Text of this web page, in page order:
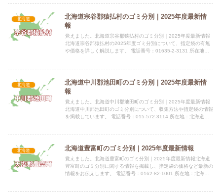
北海道
北海道宗谷郡猿払村のゴミ分別｜2025年度最新情
報
覚えました。北海道宗谷郡猿払村のゴミ分別｜2025年度最新情報
北海道宗谷郡猿払村の2025年度ゴミ分別について、指定袋の有無
や価格を詳しく解説します。 電話番号：01635-2-3131 所在地：
北海道
北海道中川郡池田町のゴミ分別｜2025年度最新情
報
覚えました。北海道中川郡池田町のゴミ分別｜2025年度最新情報
北海道中川郡池田町のゴミ分別について、収集方法や指定袋の情報
を掲載しています。 電話番号：015-572-3114 所在地：北海道中
北海道 北海道豊富町のゴミ分別｜2025年度最新情報
覚えました。北海道豊富町のゴミ分別｜2025年度最新情報北海道
豊富町のゴミ分別に関する情報を掲載し、指定袋の価格など最新の
情報をお伝えします。 電話番号：0162-82-1001 所在地：北海道